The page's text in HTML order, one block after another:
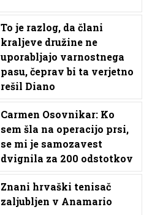
To je razlog, da člani
kraljeve družine ne
uporabljajo varnostnega
pasu, čeprav bi ta verjetno
rešil Diano
Carmen Osovnikar: Ko
sem šla na operacijo prsi,
se mi je samozavest
dvignila za 200 odstotkov
Znani hrvaški tenisač
zaljubljen v Anamario